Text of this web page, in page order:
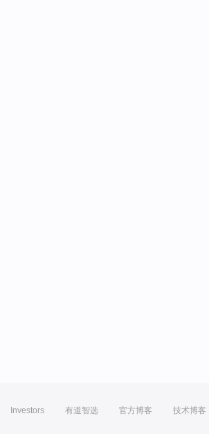
Investors 有道智选 官方博客 技术博客